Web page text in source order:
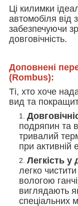
Ці килимки
автомобіля від
забезпечуючи
довговічність.
Доповнені
(Rombus):
Ті, хто хоче
вид та
подряпин та
тривалий
при активній
Легкість у
легко
вологою
виглядають
спеціальних